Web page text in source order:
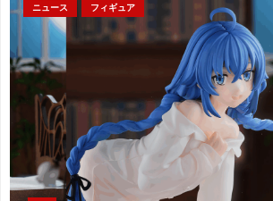
ニュース フィギュア